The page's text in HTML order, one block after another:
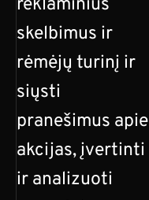
reklaminius
skelbimus ir
rėmėjų turinį ir
siųsti
pranešimus apie
akcijas, įvertinti
ir analizuoti